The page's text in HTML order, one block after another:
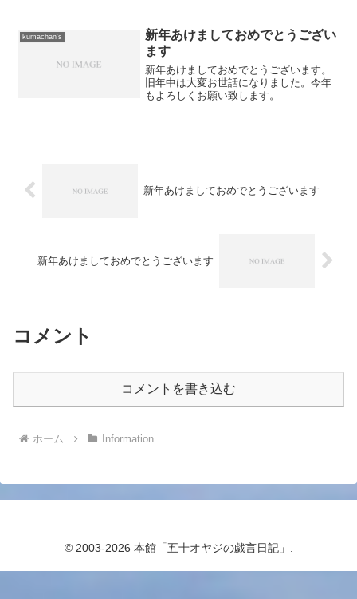
kumachan's
新年あけましておめでとうござい
ます
新年あけましておめでとうございます。
旧年中は大変お世話になりました。今年
もよろしくお願い致します。
新年あけましておめでとうございます
新年あけましておめでとうございます
コメント
コメントを書き込む
ホーム Information
© 2003-2026 本館「五十オヤジの戯言日記」.